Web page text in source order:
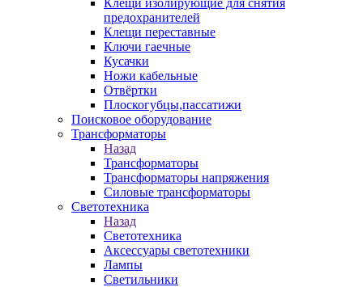
Клещи изолирующие для снятия
предохранителей
Клещи переставные
Ключи гаечные
Кусачки
Ножи кабельные
Отвёртки
Плоскогубцы,пассатижи
Поисковое оборудование
Трансформаторы
Назад
Трансформаторы
Трансформаторы напряжения
Силовые трансформаторы
Светотехника
Назад
Светотехника
Аксессуары светотехники
Лампы
Светильники